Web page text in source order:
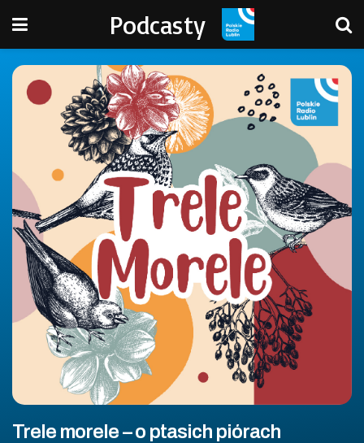
Podcasty
Trele morele – o ptasich piórach